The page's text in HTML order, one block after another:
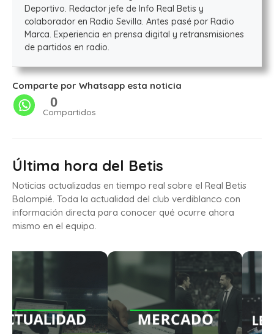
Deportivo. Redactor jefe de Info Real Betis y
colaborador en Radio Sevilla. Antes pasé por Radio
Marca. Experiencia en prensa digital y retransmisiones
de partidos en radio.
Comparte por Whatsapp esta noticia
0
Compartidos
Última hora del Betis
Noticias actualizadas en tiempo real sobre el Real Betis
Balompié. Toda la actualidad del club verdiblanco con
información directa para conocer qué ocurre ahora
mismo en el equipo.